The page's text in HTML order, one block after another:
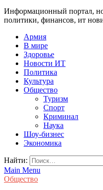
Информационный портал,
политики, финансов, ит
Армия
В мире
Здоровье
Новости ИТ
Политика
Культура
Общество
Туризм
Спорт
Криминал
Наука
Шоу-бизнес
Экономика
Найти:
Main Menu
Общество